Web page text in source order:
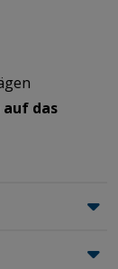
auf das